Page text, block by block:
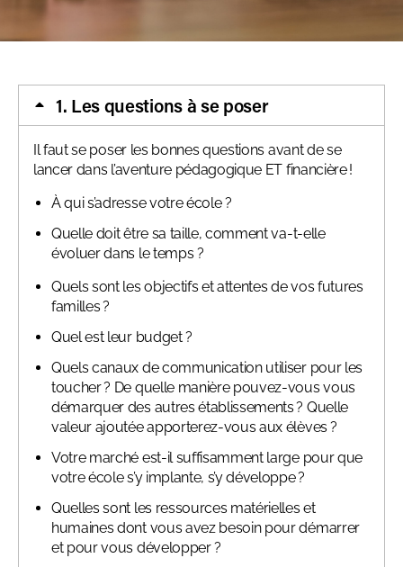
1. Les questions à se poser
Il faut se poser les bonnes questions avant de se
lancer dans l’aventure pédagogique ET financière !
À qui s’adresse votre école ?
Quelle doit être sa taille, comment va-t-elle
évoluer dans le temps ?
Quels sont les objectifs et attentes de vos futures
familles ?
Quel est leur budget ?
Quels canaux de communication utiliser pour les
toucher ? De quelle manière pouvez-vous vous
démarquer des autres établissements ? Quelle
valeur ajoutée apporterez-vous aux élèves ?
Votre marché est-il suffisamment large pour que
votre école s’y implante, s’y développe ?
Quelles sont les ressources matérielles et
humaines dont vous avez besoin pour démarrer
et pour vous développer ?